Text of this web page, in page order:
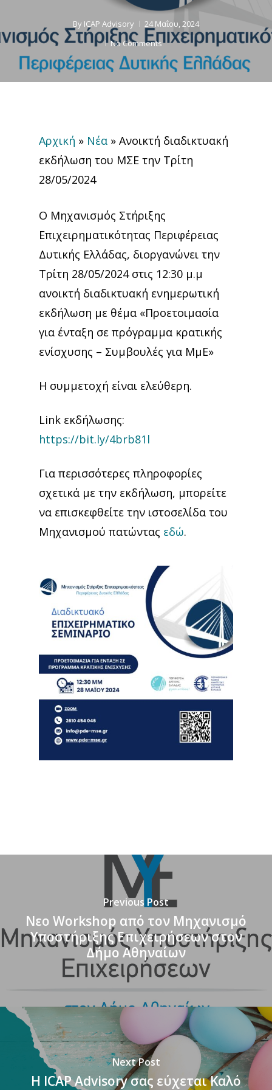
By ICAP Advisory
24 Μαΐου, 2024
No Comments
Αρχική » Νέα » Ανοικτή διαδικτυακή
εκδήλωση του ΜΣΕ την Τρίτη
28/05/2024
Ο Μηχανισμός Στήριξης
Επιχειρηματικότητας Περιφέρειας
Δυτικής Ελλάδας, διοργανώνει την
Τρίτη 28/05/2024 στις 12:30 μ.μ
ανοικτή διαδικτυακή ενημερωτική
εκδήλωση με θέμα «Προετοιμασία
για ένταξη σε πρόγραμμα κρατικής
ενίσχυσης – Συμβουλές για ΜμΕ»
Η συμμετοχή είναι ελεύθερη.
Link εκδήλωσης:
https://bit.ly/4brb81l
Για περισσότερες πληροφορίες
σχετικά με την εκδήλωση, μπορείτε
να επισκεφθείτε την ιστοσελίδα του
Μηχανισμού πατώντας εδώ.
Previous Post
Nεο Workshop από τον Μηχανισμό
Υποστήριξης Επιχειρήσεων στον
Δήμο Αθηναίων
Next Post
H ICAP Advisory σας εύχεται Καλό